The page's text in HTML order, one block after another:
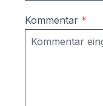
en (Angaben
Kommentar *